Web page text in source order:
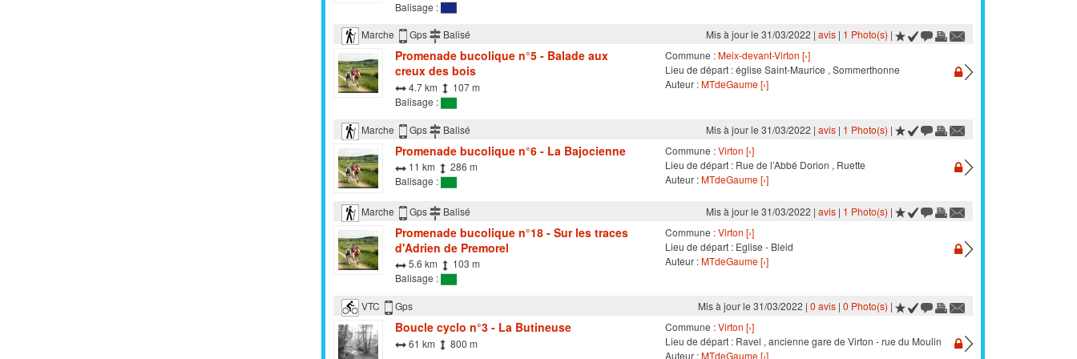
Balisage :
Mis à jour le 31/03/2022 | avis| 1 Photo(s) |
Marche Gps Balisé
Promenade bucolique n°5 - Balade aux
creux des bois
4.7 km
107 m
Balisage :
Commune :Meix-devant-Virton [›]
Lieu de départ : église Saint-Maurice , Sommerthonne
Auteur :MTdeGaume [›]
Mis à jour le 31/03/2022 | avis| 1 Photo(s) |
Marche Gps Balisé
Promenade bucolique n°6 - La Bajocienne
11 km
286 m
Balisage :
Commune :Virton [›]
Lieu de départ : Rue de l’Abbé Dorion , Ruette
Auteur :MTdeGaume [›]
Mis à jour le 31/03/2022 | avis| 1 Photo(s) |
Marche Gps Balisé
Promenade bucolique n°18 - Sur les traces
d'Adrien de Premorel
5.6 km
103 m
Balisage :
Commune :Virton [›]
Lieu de départ : Eglise - Bleid
Auteur :MTdeGaume [›]
Mis à jour le 31/03/2022 | 0 avis| 0 Photo(s) |
VTC Gps
Boucle cyclo n°3 - La Butineuse
61 km 800 m
Commune :Virton [›]
Lieu de départ : Ravel , ancienne gare de Virton - rue du Moulin
Auteur :MTdeGaume [›]